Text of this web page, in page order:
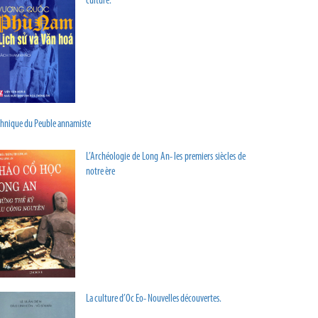
du Peuble annamiste
L’Archéologie de Long An- les premiers siècles de
notre ère
La culture d’Oc Eo- Nouvelles découvertes.